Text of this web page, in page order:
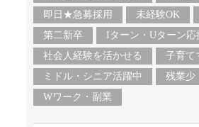
即日★急募採用
未経験OK
第二新卒
Iターン・Uターン応
社会人経験を活かせる
子育て
ミドル・シニア活躍中
残業少
Wワーク・副業